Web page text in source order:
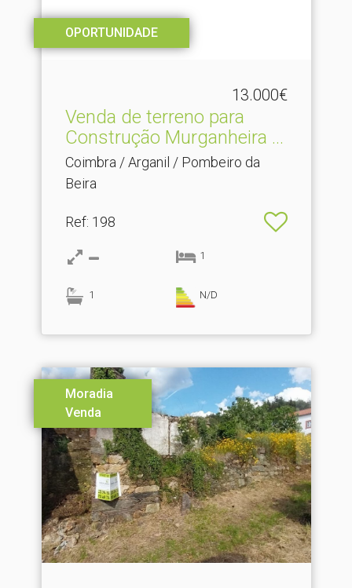
OPORTUNIDADE
13.000€
Venda de terreno para
Construção Murganheira .​..
Coimbra / Arganil / Pombeiro da
Beira
Ref: 198
1
1 N/D
Moradia
Venda